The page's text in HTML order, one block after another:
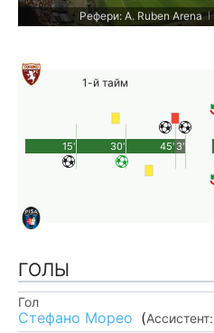
Рефери: A. Ruben Arena |
1-й тайм
45'
15' 30' 3'
ГОЛЫ
Гол
Стефано Морео (Ассистент: